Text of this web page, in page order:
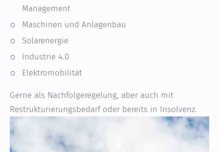
Management
Maschinen und Anlagenbau
Solarenergie
Industrie 4.0
Elektromobilität
Gerne als Nachfolgeregelung, aber auch mit
Restrukturierungsbedarf oder bereits in Insolvenz.